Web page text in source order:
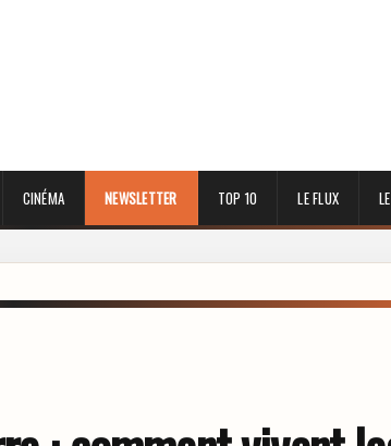
CINÉMA NEWSLETTER TOP 10 LE FLUX